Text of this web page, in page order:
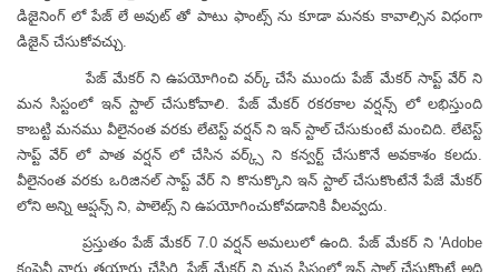
డిజైనింగ్ లో పేజ్ లే అవుట్ తో పాటు ఫాంట్స్ ను కూడా మనకు కావాల్సిన విధంగా
డిజైన్ చేసుకోవచ్చు.
పేజ్ మేకర్ ని ఉపయోగించి వర్క్ చేసే ముందు పేజ్ మేకర్ సాప్ట్ వేర్ ని
మన సిస్టంలో ఇన్ స్టాల్ చేసుకోవాలి. పేజ్ మేకర్ రకరకాల వర్షన్స్ లో లభిస్తుంది
కాబట్టి మనము వీలైనంత వరకు లేటెస్ట్ వర్షన్ ని ఇన్ స్టాల్ చేసుకుంటే మంచిది. లేటెస్ట్
సాప్ట్ వేర్ లో పాత వర్షన్ లో చేసిన వర్క్స్ ని కన్వర్ట్ చేసుకొనే అవకాశం కలదు.
వీలైనంత వరకు ఒరిజినల్ సాప్ట్ వేర్ ని కొనుక్కొని ఇన్ స్టాల్ చేసుకొంటేనే పేజే మేకర్
లోని అన్ని ఆప్షన్స్ ని, పాలెట్స్ ని ఉపయోగించుకోవడానికి వీలవ్వదు.
ప్రస్తుతం పేజ్ మేకర్ 7.0 వర్షన్ అమలులో ఉంది. పేజ్ మేకర్ ని 'Adobe
కంపెనీ వారు తయారు చేసిరి. పేజ్ మేకర్ ని మన సిస్టంలో ఇన్ స్టాల్ చేసుకొంటే అది